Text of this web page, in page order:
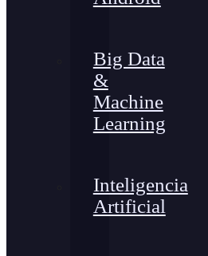
Big Data
&
Machine
Learning
Inteligencia
Artificial